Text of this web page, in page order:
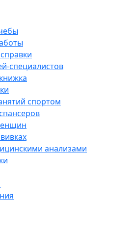
специалистов
спортом
анализами